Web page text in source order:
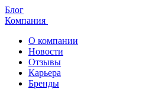
Блог
Компания
О компании
Новости
Отзывы
Карьера
Бренды